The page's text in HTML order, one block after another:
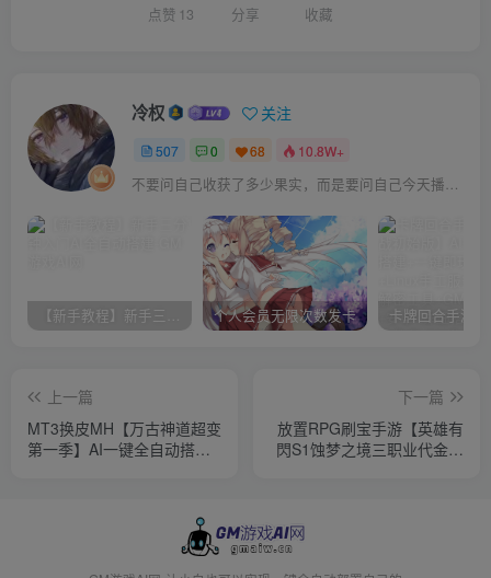
点赞 13 分享 收藏
冷权 关注
507 0 68 10.8W+
不要问自己收获了多少果实，而是要问自己今天播种了多少种子
【新手教程】新手三分钟入门AI全自动搭建 个人会员无限次数发卡
上一篇
MT3换皮MH【万古神道超变
第一季】AI一键全自动搭建
下一篇
放置RPG刷宝手游【英雄有
閃S1蚀梦之境三职业代金券